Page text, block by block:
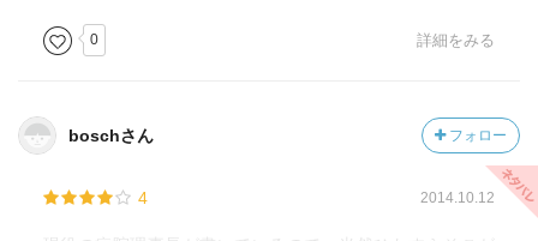
0 詳細をみる
boschさん フォロー
4 2014.10.12